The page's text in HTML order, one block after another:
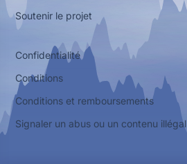
Soutenir le projet
Confidentialité
Conditions
Conditions et remboursements
Signaler un abus ou un contenu illégal